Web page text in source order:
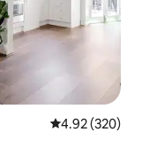
5 ರಲ್ಲಿ 4.92
4.92 (320)